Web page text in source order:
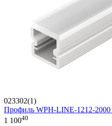
023302(1)
Профиль WPH-LINE-1212-
1 10040